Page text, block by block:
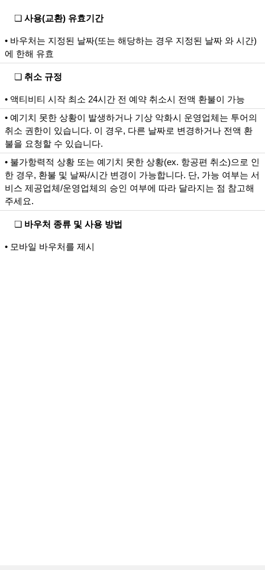
❏ 사용(교환) 유효기간
• 바우처는 지정된 날짜(또는 해당하는 경우 지정된 날짜 와 시간)
에 한해 유효
❏ 취소 규정
• 액티비티 시작 최소 24시간 전 예약 취소시 전액 환불이 가능
• 예기치 못한 상황이 발생하거나 기상 악화시 운영업체는 투어의
취소 권한이 있습니다. 이 경우, 다른 날짜로 변경하거나 전액 환
불을 요청할 수 있습니다.
• 불가항력적 상황 또는 예기치 못한 상황(ex. 항공편 취소)으로 인
한 경우, 환불 및 날짜/시간 변경이 가능합니다. 단, 가능 여부는 서
비스 제공업체/운영업체의 승인 여부에 따라 달라지는 점 참고해
주세요.
❏ 바우처 종류 및 사용 방법
• 모바일 바우처를 제시